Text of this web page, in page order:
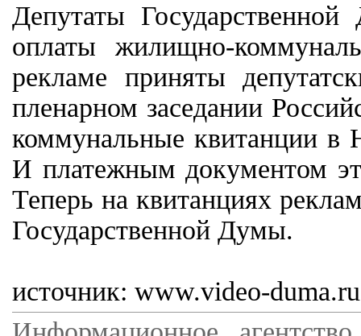
Депутаты
оплаты жилищно-
рекламе приняты
пленарном заседании
коммунальные квитанции в
И платежным документом
Теперь на квитанциях
Государственной Думы.
источник: www.video-duma.ru